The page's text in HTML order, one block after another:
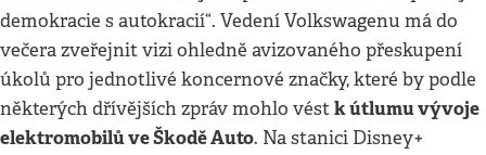
demokracie s autokracií“. Vedení Volkswagenu má do
večera zveřejnit vizi ohledně avizovaného přeskupení
úkolů pro jednotlivé koncernové značky, které by podle
některých dřívějších zpráv mohlo véstk útlumu vývoje
elektromobilů ve Škodě Auto. Na stanici Disney+